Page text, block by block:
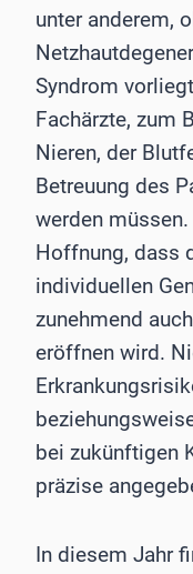
unter anderem,
Syndrom
Fachärzte, zum
Nieren, der
Betreuung des
werden
Hoffnung, dass
individuellen
zunehmend
eröffnen wird.
bei zukünftigen
präzise
In diesem Jahr